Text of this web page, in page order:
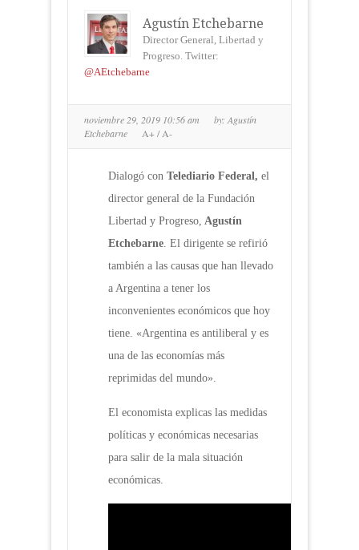
Agustín Etchebarne
Director General, Libertad y
Progreso. Twitter:
@AEtchebarne
noviembre 29, 2019 10:56 am by: Agustín
Etchebarne
A+/A-
Dialogó con Telediario Federal, el
director general de la Fundación
Libertad y Progreso, Agustín
Etchebarne. El dirigente se refirió
también a las causas que han llevado
a Argentina a tener los
inconvenientes económicos que hoy
tiene. «Argentina es antiliberal y es
una de las economías más
reprimidas del mundo».
El economista explicas las medidas
políticas y económicas necesarias
para salir de la mala situación
económicas.